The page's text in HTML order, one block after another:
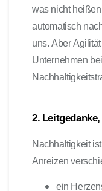
was nicht
automatisch
uns. Aber
Unternehmen
2.
Nachhaltigkeit
Anreizen
ein